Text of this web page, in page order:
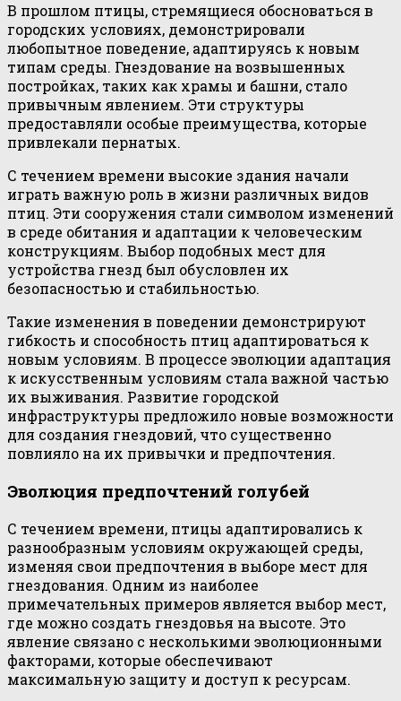
В прошлом птицы, стремящиеся обосноваться в
городских условиях, демонстрировали
любопытное поведение, адаптируясь к новым
типам среды. Гнездование на возвышенных
постройках, таких как храмы и башни, стало
привычным явлением. Эти структуры
предоставляли особые преимущества, которые
привлекали пернатых.
С течением времени высокие здания начали
играть важную роль в жизни различных видов
птиц. Эти сооружения стали символом изменений
в среде обитания и адаптации к человеческим
конструкциям. Выбор подобных мест для
устройства гнезд был обусловлен их
безопасностью и стабильностью.
Такие изменения в поведении демонстрируют
гибкость и способность птиц адаптироваться к
новым условиям. В процессе эволюции адаптация
к искусственным условиям стала важной частью
их выживания. Развитие городской
инфраструктуры предложило новые возможности
для создания гнездовий, что существенно
повлияло на их привычки и предпочтения.
Эволюция предпочтений голубей
С течением времени, птицы адаптировались к
разнообразным условиям окружающей среды,
изменяя свои предпочтения в выборе мест для
гнездования. Одним из наиболее
примечательных примеров является выбор мест,
где можно создать гнездовья на высоте. Это
явление связано с несколькими эволюционными
факторами, которые обеспечивают
максимальную защиту и доступ к ресурсам.